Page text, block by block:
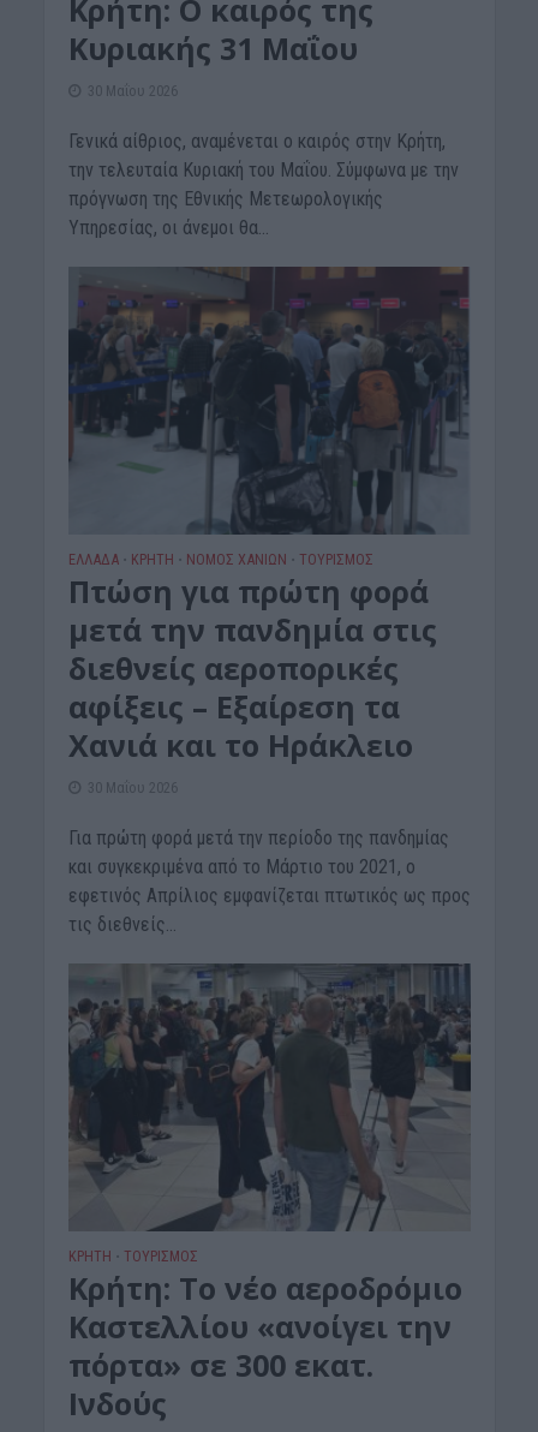
Κρήτη: Ο καιρός της
Κυριακής 31 Μαΐου
30 Μαΐου 2026
Γενικά αίθριος, αναμένεται ο καιρός στην Κρήτη,
την τελευταία Κυριακή του Μαΐου. Σύμφωνα με την
πρόγνωση της Εθνικής Μετεωρολογικής
Υπηρεσίας, οι άνεμοι θα...
ΕΛΛΑΔΑ • ΚΡΗΤΗ • ΝΟΜΌΣ ΧΑΝΊΩΝ • ΤΟΥΡΙΣΜΟΣ
Πτώση για πρώτη φορά
μετά την πανδημία στις
διεθνείς αεροπορικές
αφίξεις – Εξαίρεση τα
Χανιά και το Ηράκλειο
30 Μαΐου 2026
Για πρώτη φορά μετά την περίοδο της πανδημίας
και συγκεκριμένα από το Μάρτιο του 2021, ο
εφετινός Απρίλιος εμφανίζεται πτωτικός ως προς
τις διεθνείς...
ΚΡΗΤΗ • ΤΟΥΡΙΣΜΟΣ
Κρήτη: Το νέο αεροδρόμιο
Καστελλίου «ανοίγει την
πόρτα» σε 300 εκατ.
Ινδούς